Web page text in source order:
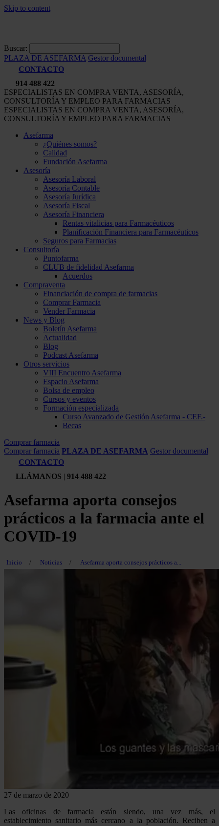
Skip to content
Buscar:
PLAZA DE ASEFARMA Gestor documental
CONTACTO
914 488 422
ESPECIALISTAS EN COMPRA VENTA, ASESORÍA,
CONSULTORÍA Y EMPLEO PARA FARMACIAS
ESPECIALISTAS EN COMPRA VENTA, ASESORÍA,
CONSULTORÍA Y EMPLEO PARA FARMACIAS
Asefarma
¿Quiénes somos?
Calidad
Fundación Asefarma
Asesoría
Asesoría Laboral
Asesoría Contable
Asesoría Jurídica
Asesoría Fiscal
Asesoría Financiera
Rentas vitalicias para Farmacéuticos
Planificación Financiera para Farmacéuticos
Seguros para Farmacias
Consultoría
Puntofarma
CLUB de fidelidad Asefarma
Acuerdos
Compraventa
Financiación de compra de farmacias
Comprar Farmacia
Vender Farmacia
News y Blog
Boletín Asefarma
Actualidad
Blog
Podcast Asefarma
Otros servicios
VIII Encuentro Asefarma
Espacio Asefarma
Bolsa de empleo
Cursos y eventos
Formación especializada
Curso Avanzado de Gestión Asefarma - CEF.-
Becas
Comprar farmacia
Comprar farmacia PLAZA DE ASEFARMA Gestor documental
CONTACTO
LLÁMANOS | 914 488 422
Asefarma aporta consejos
prácticos a la farmacia ante el
COVID-19
Inicio / Noticias / Asefarma aporta consejos prácticos a...
27 de marzo de 2020
Las oficinas de farmacia están siendo, una vez más, el
establecimiento sanitario más cercano a la población. Reciben a